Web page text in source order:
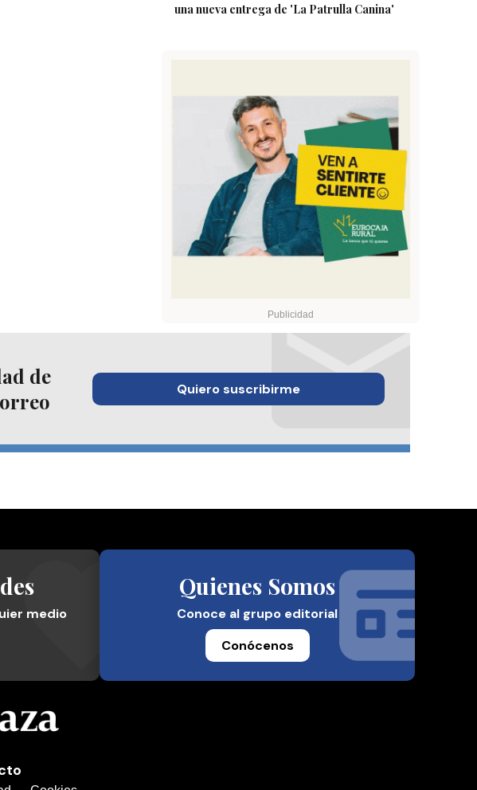
una nueva entrega de 'La Patrulla Canina'
de
Quiero suscribirme
medio
Quienes Somos
Conoce al grupo editorial
Conócenos